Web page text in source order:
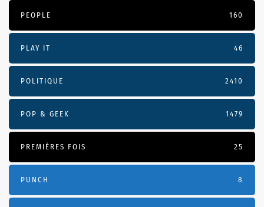
PEOPLE 160
PLAY IT 46
POLITIQUE 2410
POP & GEEK 1479
PREMIÈRES FOIS 25
PUNCH 8